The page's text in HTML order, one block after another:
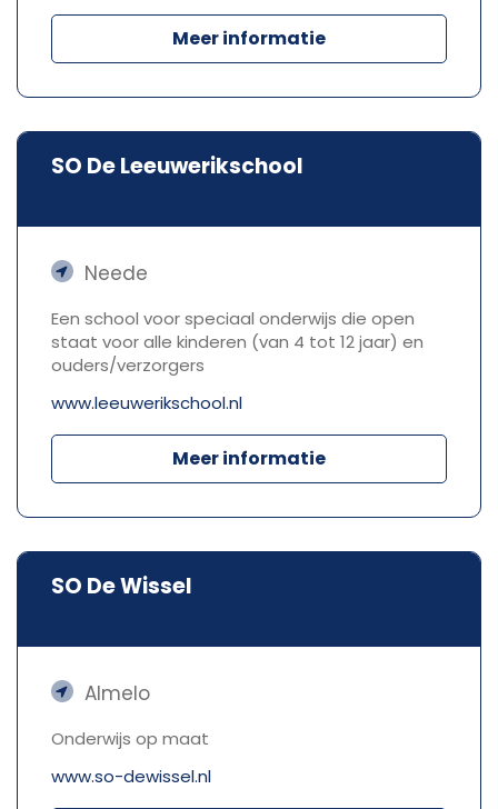
Meer informatie
SO De Leeuwerikschool
Neede
Een school voor speciaal onderwijs die open
staat voor alle kinderen (van 4 tot 12 jaar) en
ouders/verzorgers
www.leeuwerikschool.nl
Meer informatie
SO De Wissel
Almelo
Onderwijs op maat
www.so-dewissel.nl